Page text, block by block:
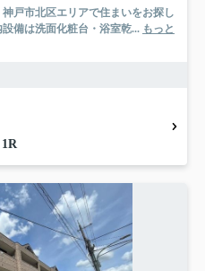
戸市北区エリアで住まいをお探し
備は洗面化粧台・浴室乾... もっと